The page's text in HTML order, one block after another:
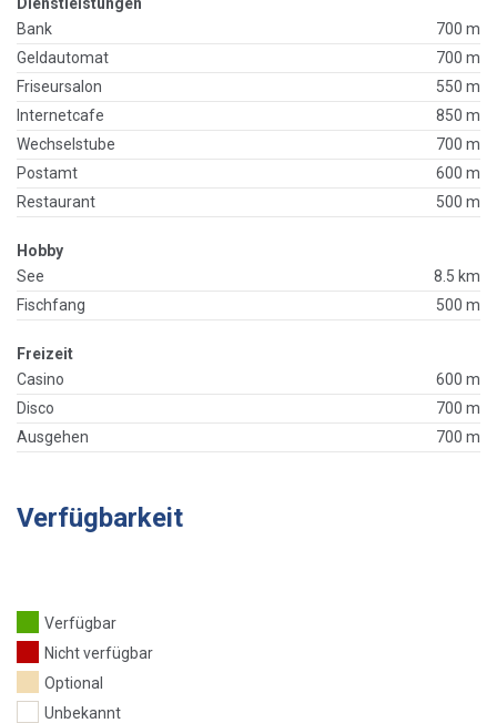
Bank
700 m
Geldautomat
700 m
Friseursalon
550 m
Internetcafe
850 m
Wechselstube
700 m
Postamt
600 m
Restaurant
500 m
Hobby
See
8.5 km
Fischfang
500 m
Freizeit
Casino
600 m
Disco
700 m
Ausgehen
700 m
Verfügbarkeit
Verfügbar
Nicht verfügbar
Optional
Unbekannt